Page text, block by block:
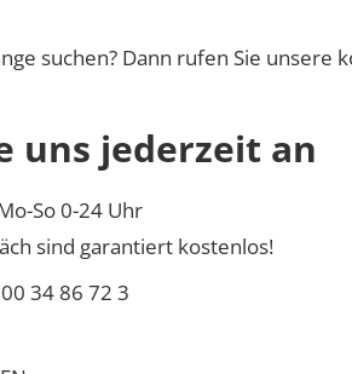
suchen? Dann rufen Sie unsere
uns jederzeit an
So 0-24 Uhr
sind garantiert kostenlos!
34 86 72 3